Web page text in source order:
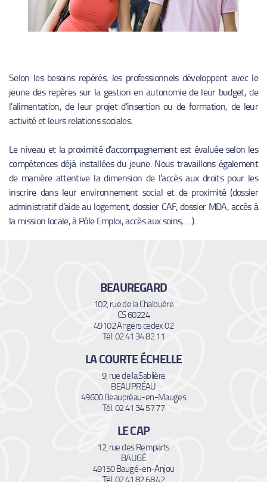
Selon les besoins repérés, les professionnels développent avec le
jeune des repères sur la gestion en autonomie de leur budget, de
l’alimentation, de leur projet d’insertion ou de formation, de leur
activité et leurs relations sociales.
Le niveau et la proximité d’accompagnement est évaluée selon les
compétences déjà installées du jeune. Nous travaillons également
de manière attentive la dimension de l’accès aux droits pour les
inscrire dans leur environnement social et de proximité (dossier
administratif d’aide au logement, dossier CAF, dossier MDA, accès à
la mission locale, à Pôle Emploi, accès aux soins, …).
BEAUREGARD
102, rue de la Chalouère
CS 60224
49102 Angers cedex 02
Tél. 02 41 34 82 11
LA COURTE ÉCHELLE
9, rue de la Sablière
BEAUPRÉAU
49600 Beaupréau-en-Mauges
Tél. 02 41 34 57 77
LE CAP
12, rue des Remparts
BAUGÉ
49150 Baugé-en-Anjou
Tél. 02 41 82 68 42